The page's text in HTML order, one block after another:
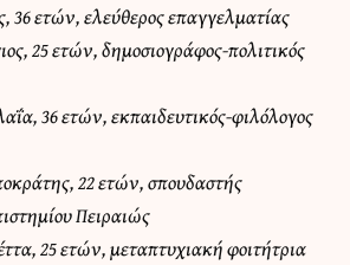
36 ετών, ελεύθερος επαγγελματίας
25 ετών, δημοσιογράφος-πολιτικός
36 ετών, εκπαιδευτικός-φιλόλογος
22 ετών, σπουδαστής
Πειραιώς
25 ετών, μεταπτυχιακή φοιτήτρια